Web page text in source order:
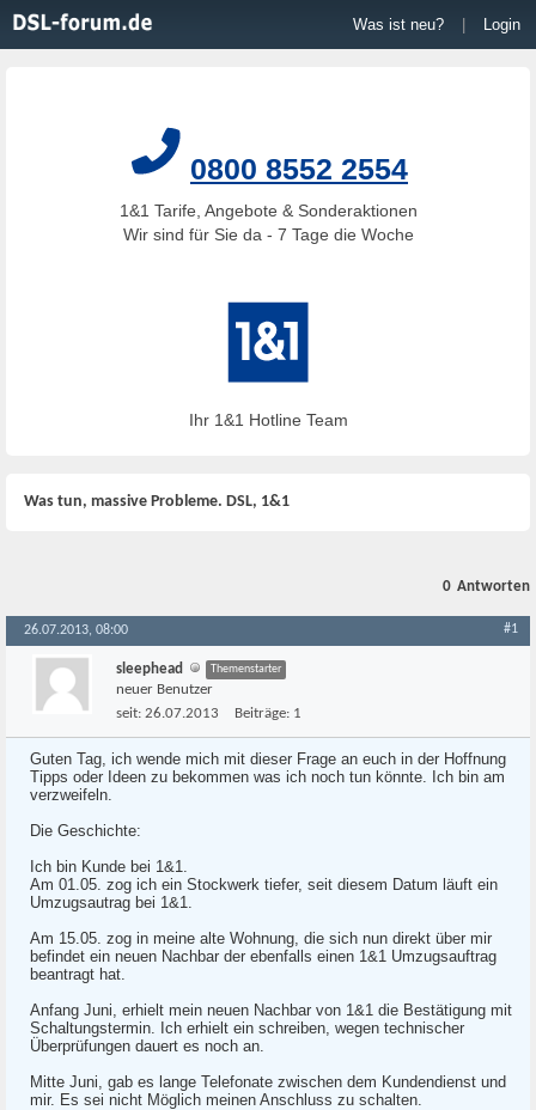
Was ist neu? Login
0800 8552 2554
1&1 Tarife, Angebote & Sonderaktionen
Wir sind für Sie da - 7 Tage die Woche
Ihr 1&1 Hotline Team
Was tun, massive Probleme. DSL, 1&1
0 Antworten
26.07.2013, 08:00 #1
sleephead Themenstarter
neuer Benutzer
seit: 26.07.2013 Beiträge: 1
Guten Tag, ich wende mich mit dieser Frage an euch in der Hoffnung
Tipps oder Ideen zu bekommen was ich noch tun könnte. Ich bin am
verzweifeln.
Die Geschichte:
Ich bin Kunde bei 1&1.
Am 01.05. zog ich ein Stockwerk tiefer, seit diesem Datum läuft ein
Umzugsautrag bei 1&1.
Am 15.05. zog in meine alte Wohnung, die sich nun direkt über mir
befindet ein neuen Nachbar der ebenfalls einen 1&1 Umzugsauftrag
beantragt hat.
Anfang Juni, erhielt mein neuen Nachbar von 1&1 die Bestätigung mit
Schaltungstermin. Ich erhielt ein schreiben, wegen technischer
Überprüfungen dauert es noch an.
Mitte Juni, gab es lange Telefonate zwischen dem Kundendienst und
mir. Es sei nicht Möglich meinen Anschluss zu schalten.